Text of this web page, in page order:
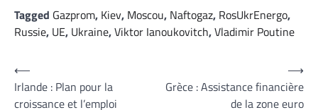
Tagged Gazprom, Kiev, Moscou, Naftogaz, RosUkrEnergo,
Russie, UE, Ukraine,Viktor Ianoukovitch,Vladimir Poutine
Navigation
de
⟵
Irlande : Plan pour la
croissance et l’emploi
Grèce : Assistance financière
de la zone euro
⟶